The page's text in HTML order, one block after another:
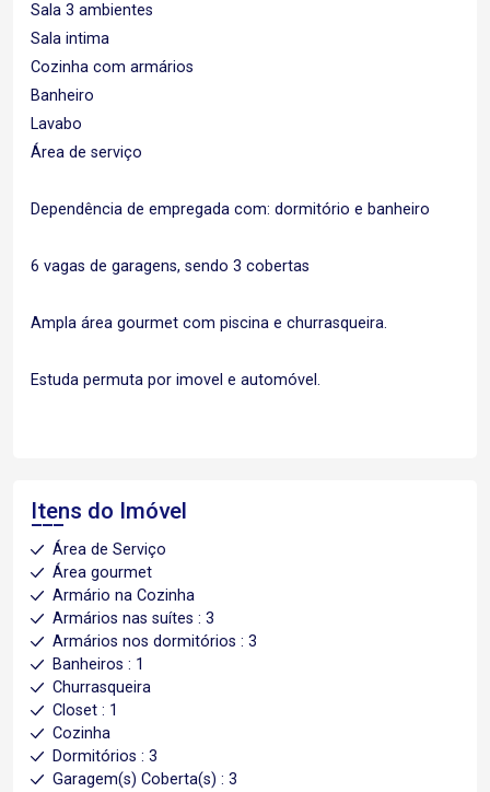
Sala 3 ambientes
Sala intima
Cozinha com armários
Banheiro
Lavabo
Área de serviço
Dependência de empregada com: dormitório e banheiro
6 vagas de garagens, sendo 3 cobertas
Ampla área gourmet com piscina e churrasqueira.
Estuda permuta por imovel e automóvel.
Itens do Imóvel
Área de Serviço
Área gourmet
Armário na Cozinha
Armários nas suítes : 3
Armários nos dormitórios : 3
Banheiros : 1
Churrasqueira
Closet : 1
Cozinha
Dormitórios : 3
Garagem(s) Coberta(s) : 3